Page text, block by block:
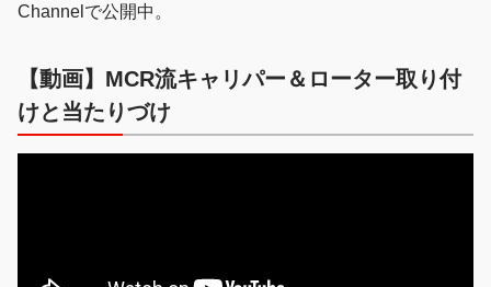
Channelで公開中。
【動画】MCR流キャリパー＆ローター取り付
けと当たりづけ